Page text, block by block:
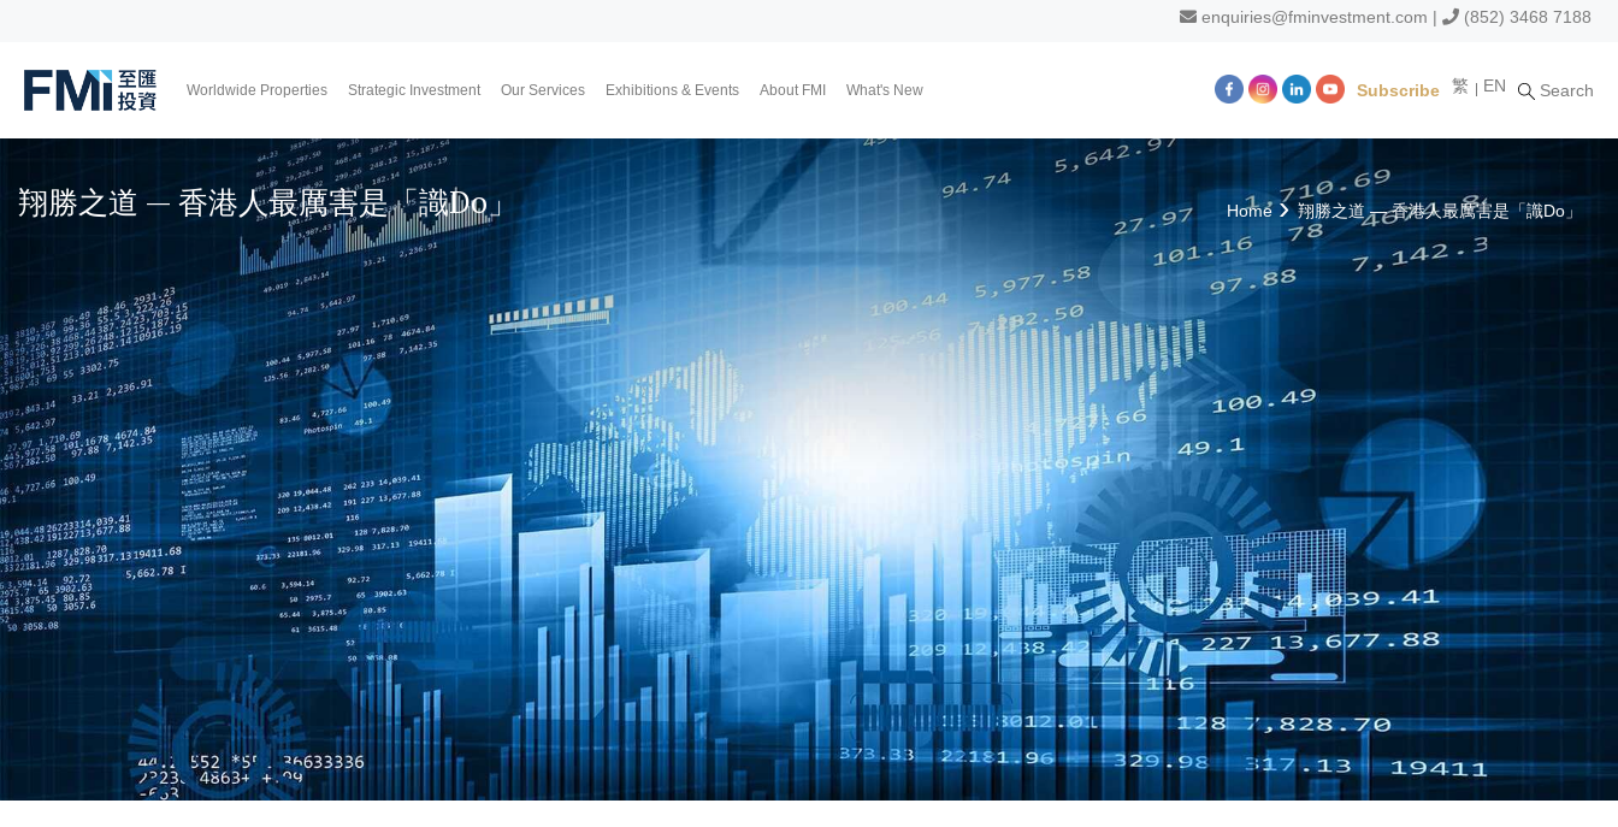
main
enquiries@fminvestment.com | (852) 3468 7188
Worldwide Properties
Japan
UK
Thailand
Malaysia
Strategic Investment Our Services Exhibitions & Events
Upcoming Exhibitions
Event Highlights
About FMI
Why FMI FMI Japan
Our CEO & COO
Our Consultant Team
The Finest Moment Membership Program
Member Activities
Contact Us
Join Us
What's New
Market News
FMI Blog Investment
翔勝之道
Lifestyle
FMI Channel
Subscribe 繁 EN Search
翔勝之道 — 香港人最厲害是「識Do」 Home 翔勝之道 — 香港人最厲害是「識Do」